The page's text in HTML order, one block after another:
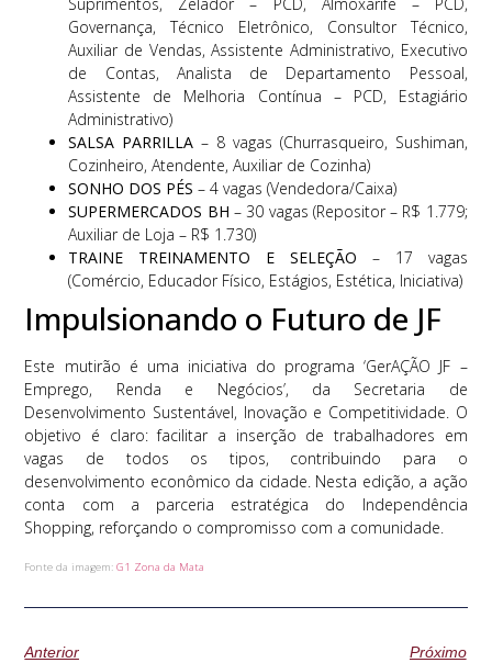
Suprimentos, Zelador – PCD, Almoxarife – PCD,
Governança, Técnico Eletrônico, Consultor Técnico,
Auxiliar de Vendas, Assistente Administrativo, Executivo
de Contas, Analista de Departamento Pessoal,
Assistente de Melhoria Contínua – PCD, Estagiário
Administrativo)
SALSA PARRILLA – 8 vagas (Churrasqueiro, Sushiman,
Cozinheiro, Atendente, Auxiliar de Cozinha)
SONHO DOS PÉS – 4 vagas (Vendedora/Caixa)
SUPERMERCADOS BH – 30 vagas (Repositor – R$ 1.779;
Auxiliar de Loja – R$ 1.730)
TRAINE TREINAMENTO E SELEÇÃO – 17 vagas
(Comércio, Educador Físico, Estágios, Estética, Iniciativa)
Impulsionando o Futuro de JF
Este mutirão é uma iniciativa do programa ‘GerAÇÃO JF –
Emprego, Renda e Negócios’, da Secretaria de
Desenvolvimento Sustentável, Inovação e Competitividade. O
objetivo é claro: facilitar a inserção de trabalhadores em
vagas de todos os tipos, contribuindo para o
desenvolvimento econômico da cidade. Nesta edição, a ação
conta com a parceria estratégica do Independência
Shopping, reforçando o compromisso com a comunidade.
Fonte da imagem:G1 Zona da Mata
Anterior Próximo